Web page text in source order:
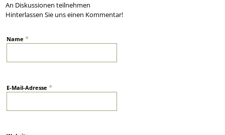
An Diskussionen teilnehmen
Hinterlassen Sie uns einen Kommentar!
Name*
E-Mail-Adresse*